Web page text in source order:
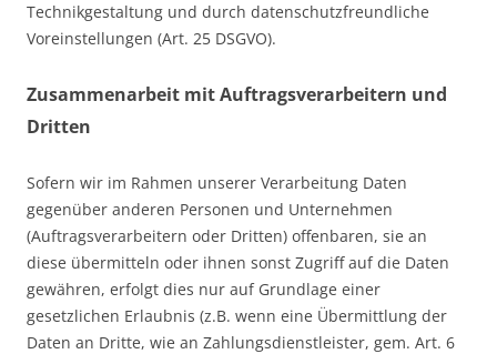
Technikgestaltung und durch datenschutzfreundliche
Voreinstellungen (Art. 25 DSGVO).
Zusammenarbeit mit Auftragsverarbeitern und
Dritten
Sofern wir im Rahmen unserer Verarbeitung Daten
gegenüber anderen Personen und Unternehmen
(Auftragsverarbeitern oder Dritten) offenbaren, sie an
diese übermitteln oder ihnen sonst Zugriff auf die Daten
gewähren, erfolgt dies nur auf Grundlage einer
gesetzlichen Erlaubnis (z.B. wenn eine Übermittlung der
Daten an Dritte, wie an Zahlungsdienstleister, gem. Art. 6